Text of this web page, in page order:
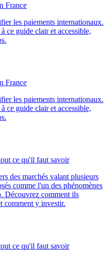
France
les paiements internationaux.
ce guide clair et accessible,
France
les paiements internationaux.
ce guide clair et accessible,
ce qu'il faut savoir
des marchés valant plusieurs
comme l'un des phénomènes
Découvrez comment ils
comment y investir.
ce qu'il faut savoir